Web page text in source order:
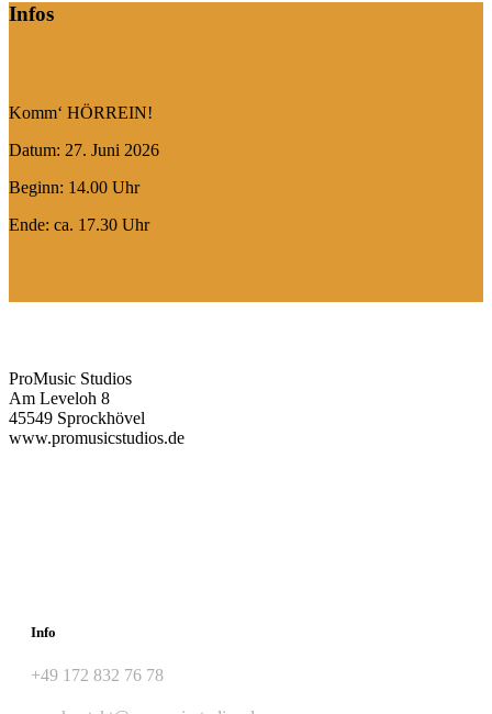
Infos
Komm‘ HÖRREIN!
Datum: 27. Juni 2026
Beginn: 14.00 Uhr
Ende: ca. 17.30 Uhr
ProMusic Studios
Am Leveloh 8
45549 Sprockhövel
www.promusicstudios.de
Info
+49 172 832 76 78